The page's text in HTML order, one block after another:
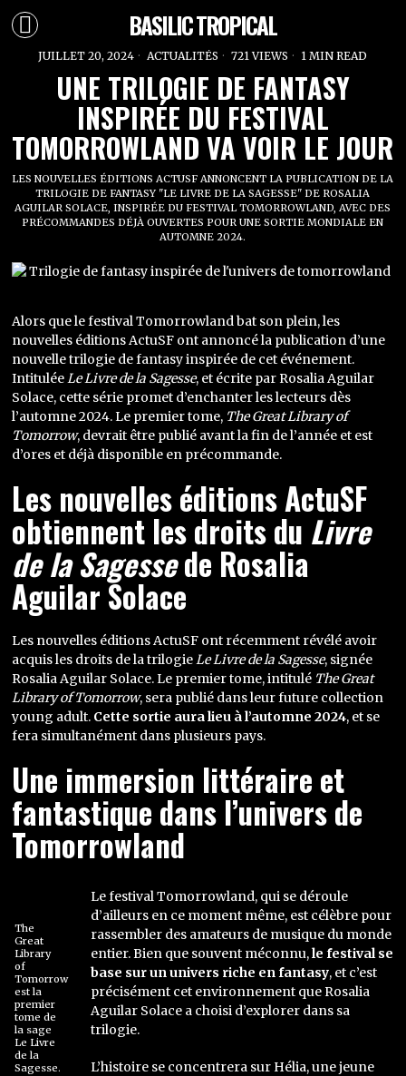
BASILIC TROPICAL
JUILLET 20, 2024 ACTUALITÉS 721 VIEWS 1 MIN READ
UNE TRILOGIE DE FANTASY
INSPIRÉE DU FESTIVAL
TOMORROWLAND VA VOIR LE JOUR
LES NOUVELLES ÉDITIONS ACTUSF ANNONCENT LA PUBLICATION DE LA
TRILOGIE DE FANTASY "LE LIVRE DE LA SAGESSE" DE ROSALIA
AGUILAR SOLACE, INSPIRÉE DU FESTIVAL TOMORROWLAND, AVEC DES
PRÉCOMMANDES DÉJÀ OUVERTES POUR UNE SORTIE MONDIALE EN
AUTOMNE 2024.
Alors que le festival Tomorrowland bat son plein, les
nouvelles éditions ActuSF ont annoncé la publication d’une
nouvelle trilogie de fantasy inspirée de cet événement.
IntituléeLe Livre de la Sagesse, et écrite par Rosalia Aguilar
Solace, cette série promet d’enchanter les lecteurs dès
l’automne 2024. Le premier tome, The Great Library of
Tomorrow, devrait être publié avant la fin de l’année et est
d’ores et déjà disponible en précommande.
Les nouvelles éditions ActuSF
obtiennent les droits du Livre
de la Sagessede Rosalia
Aguilar Solace
Les nouvelles éditions ActuSF ont récemment révélé avoir
acquis les droits de la trilogieLe Livre de la Sagesse, signée
Rosalia Aguilar Solace. Le premier tome, intitulé The Great
Library of Tomorrow, sera publié dans leur future collection
young adult. Cette sortie aura lieu à l’automne 2024, et se
fera simultanément dans plusieurs pays.
Une immersion littéraire et
fantastique dans l’univers de
Tomorrowland
The
Great
Library
of
Tomorrow
est la
premier
tome de
la sage
Le Livre
de la
Sagesse.
Le festival Tomorrowland, qui se déroule
d’ailleurs en ce moment même, est célèbre pour
rassembler des amateurs de musique du monde
entier. Bien que souvent méconnu,le festival se
base sur un univers riche en fantasy, et c’est
précisément cet environnement que Rosalia
Aguilar Solace a choisi d’explorer dans sa
trilogie.
L’histoire se concentrera sur Hélia, une jeune